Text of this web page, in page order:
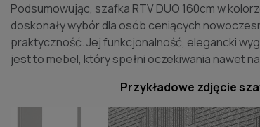
Podsumowując, szafka RTV DUO 160cm w
doskonały wybór dla osób ceniących
praktyczność. Jej funkcjonalność, elegancki
jest to mebel, który spełni oczekiwania nawet
Przykładowe zdjęcie